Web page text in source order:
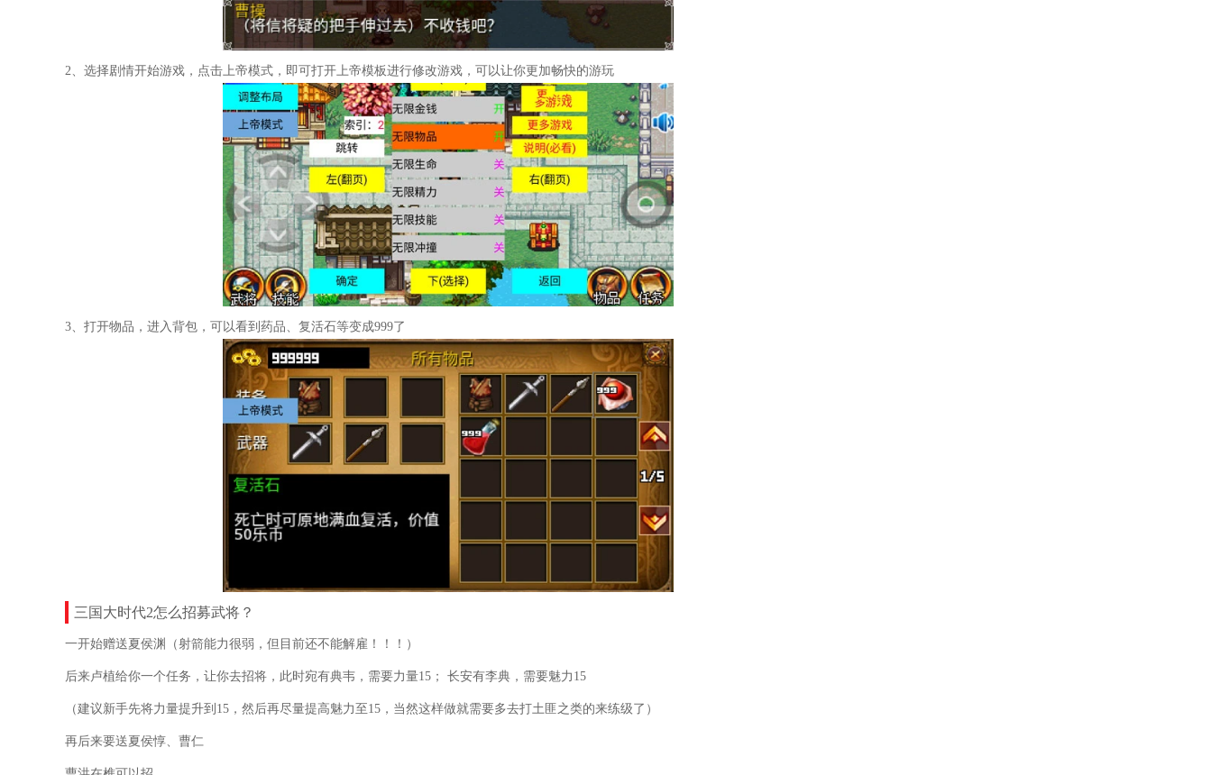
2、选择剧情开始游戏，点击上帝模式，即可打开上帝模板进行修改游戏，可以让你更加畅快的游玩
3、打开物品，进入背包，可以看到药品、复活石等变成999了
三国大时代2怎么招募武将？
一开始赠送夏侯渊（射箭能力很弱，但目前还不能解雇！！！）
后来卢植给你一个任务，让你去招将，此时宛有典韦，需要力量15； 长安有李典，需要魅力15
（建议新手先将力量提升到15，然后再尽量提高魅力至15，当然这样做就需要多去打土匪之类的来练级了）
再后来要送夏侯惇、曹仁